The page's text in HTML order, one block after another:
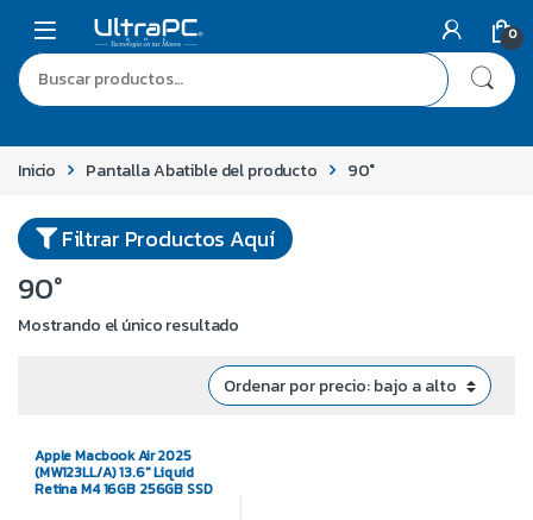
0
Inicio Pantalla Abatible del producto 90°
Filtrar Productos Aquí
90°
Mostrando el único resultado
Apple Macbook Air 2025
(MW123LL/A) 13.6″ Liquid
Retina M4 16GB 256GB SSD